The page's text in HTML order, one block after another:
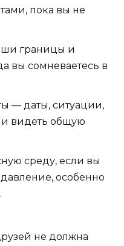
пока вы не
границы и
вы сомневаетесь в
— даты, ситуации,
видеть общую
среду, если вы
давление, особенно
не должна